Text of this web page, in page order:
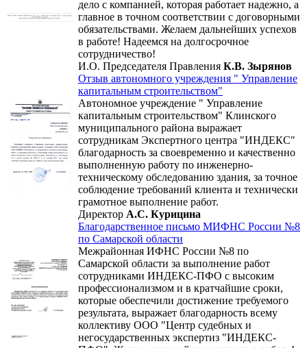
дело с компанией, которая работает надежно, а
главное в точном соответствии с договорными
обязательствами. Желаем дальнейших успехов
в работе! Надеемся на долгосрочное
сотрудничество!
И.О. Председателя Правления К.В. Зырянов
Отзыв автономного учреждения " Управление
капитальным строительством"
Автономное учреждение " Управление
капитальным строительством" Клинского
муниципального района выражает
сотрудникам Экспертного центра "ИНДЕКС"
благодарность за своевременно и качественно
выполненную работу по инженерно-
техническому обследованию здания, за точное
соблюдение требований клиента и технически
грамотное выполнение работ.
Директор А.С. Курицина
Благодарственное письмо МИФНС России №8
по Самарской области
Межрайонная ИФНС России №8 по
Самарской области за выполнение работ
сотрудниками ИНДЕКС-ПФО с высоким
профессионализмом и в кратчайшие сроки,
которые обеспечили достижение требуемого
результата, выражает благодарность всему
коллективу ООО "Центр судебных и
негосударственных экспертиз "ИНДЕКС-